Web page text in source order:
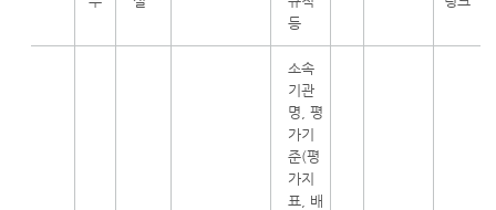
등
소속
기관
명, 평
가기
준(평
가지
표, 배